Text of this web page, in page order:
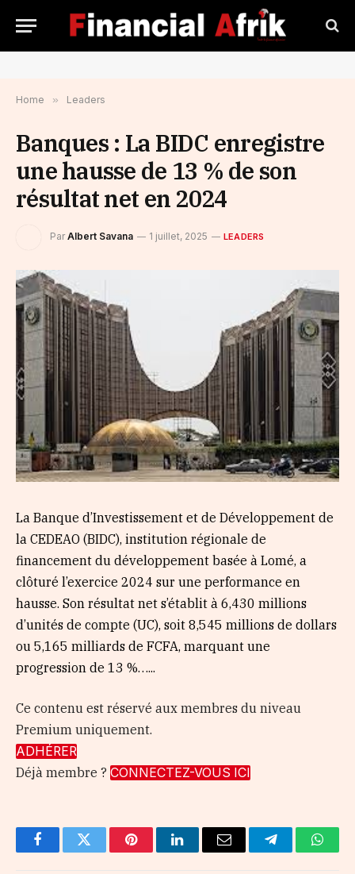
Home » Leaders
Banques : La BIDC enregistre
une hausse de 13 % de son
résultat net en 2024
Par Albert Savana 1 juillet, 2025 LEADERS
La Banque d’Investissement et de Développement de
la CEDEAO (BIDC), institution régionale de
financement du développement basée à Lomé, a
clôturé l’exercice 2024 sur une performance en
hausse. Son résultat net s’établit à 6,430 millions
d’unités de compte (UC), soit 8,545 millions de dollars
ou 5,165 milliards de FCFA, marquant une
progression de 13 %…...
Ce contenu est réservé aux membres du niveau
Premium uniquement.
ADHÉRER
Déjà membre ? CONNECTEZ-VOUS ICI
FacebookTwitter PinterestLinkedInEmail Telegram